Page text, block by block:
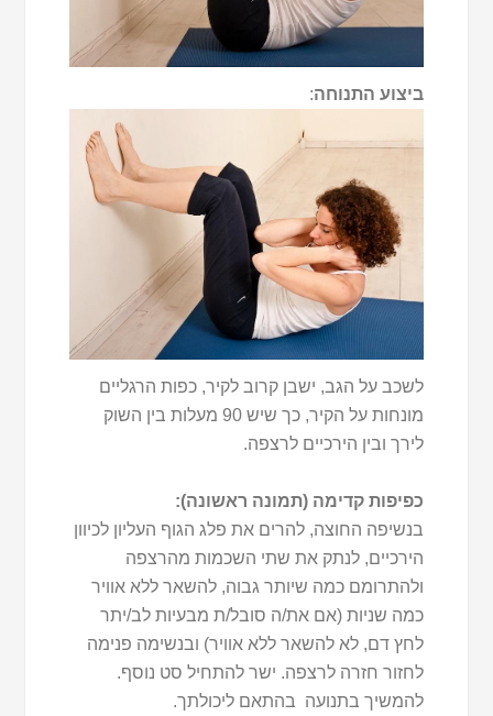
ביצוע התנוחה:
לשכב על הגב, ישבן קרוב לקיר, כפות הרגליים
מונחות על הקיר, כך שיש 90 מעלות בין השוק
לירך ובין הירכיים לרצפה.
כפיפות קדימה (תמונה ראשונה):
בנשיפה החוצה, להרים את פלג הגוף העליון לכיוון
הירכיים, לנתק את שתי השכמות מהרצפה
ולהתרומם כמה שיותר גבוה, להשאר ללא אוויר
כמה שניות (אם את/ה סובל/ת מבעיות לב/יתר
לחץ דם, לא להשאר ללא אוויר) ובנשימה פנימה
לחזור חזרה לרצפה. ישר להתחיל סט נוסף.
להמשיך בתנועה בהתאם ליכולתך.